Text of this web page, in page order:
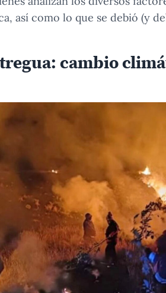
así como lo que se debió (y
cambio